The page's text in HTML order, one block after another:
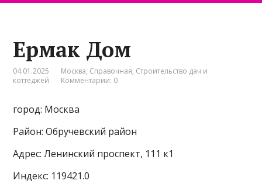
Ермак Дом
04.01.2025 Москва, Справочная, Строительство дач и
коттеджей
Комментарии: 0
город: Москва
Район: Обручевский район
Адрес: Ленинский проспект, 111 к1
Индекс: 119421.0